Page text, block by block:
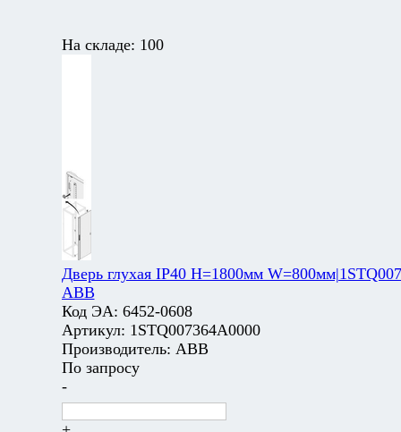
На складе: 100
Дверь глухая IP40 H=1800мм
ABB
Код ЭА: 6452-0608
Артикул: 1STQ007364A0000
Производитель: ABB
По запросу
-